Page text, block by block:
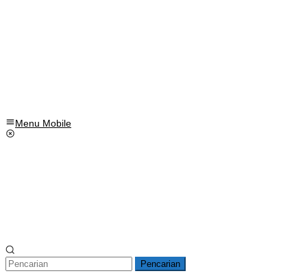
Menu Mobile
Pencarian